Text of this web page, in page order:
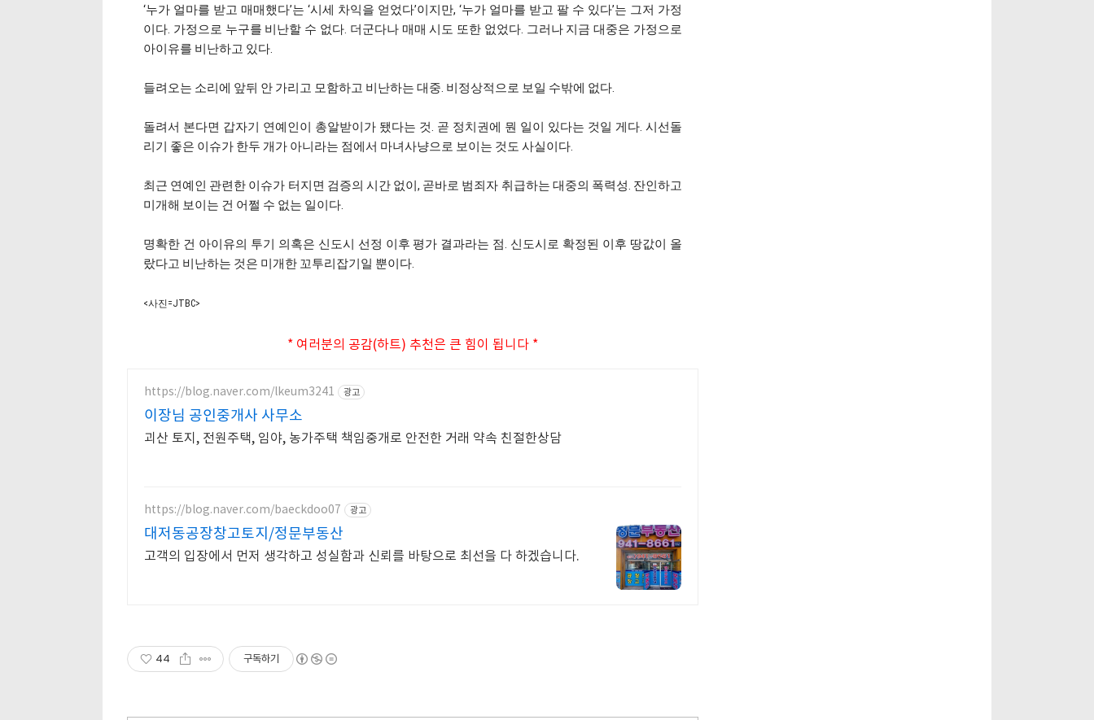
‘누가 얼마를 받고 매매했다’는 ‘시세 차익을 얻었다’이지만, ‘누가 얼마를 받고 팔 수 있다’는 그저 가정
이다. 가정으로 누구를 비난할 수 없다. 더군다나 매매 시도 또한 없었다. 그러나 지금 대중은 가정으로
아이유를 비난하고 있다.
들려오는 소리에 앞뒤 안 가리고 모함하고 비난하는 대중. 비정상적으로 보일 수밖에 없다.
돌려서 본다면 갑자기 연예인이 총알받이가 됐다는 것. 곧 정치권에 뭔 일이 있다는 것일 게다. 시선돌
리기 좋은 이슈가 한두 개가 아니라는 점에서 마녀사냥으로 보이는 것도 사실이다.
최근 연예인 관련한 이슈가 터지면 검증의 시간 없이, 곧바로 범죄자 취급하는 대중의 폭력성. 잔인하고
미개해 보이는 건 어쩔 수 없는 일이다.
명확한 건 아이유의 투기 의혹은 신도시 선정 이후 평가 결과라는 점. 신도시로 확정된 이후 땅값이 올
랐다고 비난하는 것은 미개한 꼬투리잡기일 뿐이다.
<사진=JTBC>
* 여러분의 공감(하트) 추천은 큰 힘이 됩니다 *
https://blog.naver.com/lkeum3241 광고
이장님 공인중개사 사무소
괴산 토지, 전원주택, 임야, 농가주택 책임중개로 안전한 거래 약속 친절한상담
https://blog.naver.com/baeckdoo07 광고
대저동공장창고토지/정문부동산
고객의 입장에서 먼저 생각하고 성실함과 신뢰를 바탕으로 최선을 다 하겠습니다.
44 구독하기